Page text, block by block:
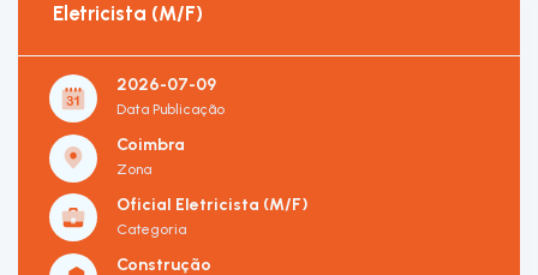
Eletricista (M/F)
2026-07-09
Data Publicação
Coimbra
Zona
Oficial Eletricista (M/F)
Categoria
Construção